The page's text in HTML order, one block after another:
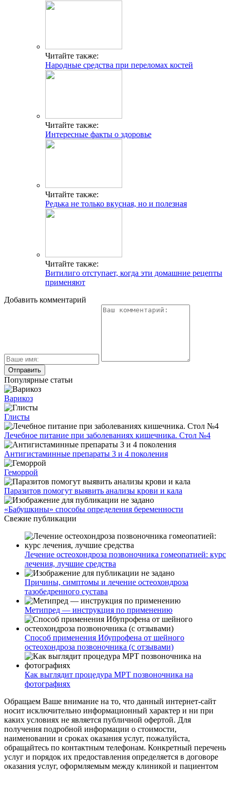
Читайте также:
Народные средства при переломах костей
Читайте также:
Интересные факты о здоровье
Читайте также:
Редька не только вкусная, но и полезная
Читайте также:
Витилиго отступает, когда эти домашние рецепты
применяют
Добавить комментарий
Популярные статьи
Варикоз
Глисты
Лечебное питание при заболеваниях кишечника. Стол №4
Антигистаминные препараты 3 и 4 поколения
Геморрой
Паразитов помогут выявить анализы крови и кала
«Бабушкины» способы определения беременности
Свежие публикации
Лечение остеохондроза позвоночника гомеопатией: курс
лечения, лучшие средства
Причины, симптомы и лечение остеохондроза
тазобедренного сустава
Метипред — инструкция по применению
Способ применения Ибупрофена от шейного
остеохондроза позвоночника (с отзывами)
Как выглядит процедура МРТ позвоночника на
фотографиях
Обращаем Ваше внимание на то, что данный интернет-сайт
носит исключительно информационный характер и ни при
каких условиях не является публичной офертой. Для
получения подробной информации о стоимости,
наименовании и сроках оказания услуг, пожалуйста,
обращайтесь по контактным телефонам. Конкретный перечень
услуг и порядок их предоставления определяется в договоре
оказания услуг, оформляемым между клиникой и пациентом